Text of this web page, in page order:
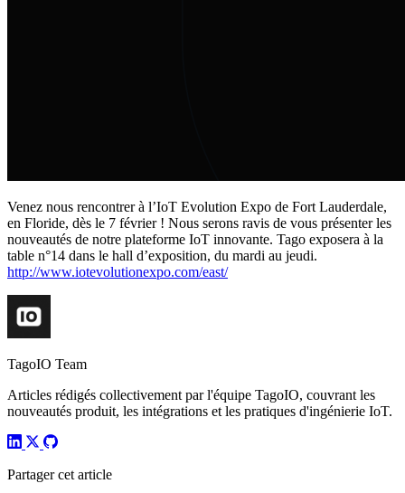
Venez nous rencontrer à l’IoT Evolution Expo de Fort Lauderdale,
en Floride, dès le 7 février ! Nous serons ravis de vous présenter les
nouveautés de notre plateforme IoT innovante. Tago exposera à la
table n°14 dans le hall d’exposition, du mardi au jeudi.
http://www.iotevolutionexpo.com/east/
TagoIO Team
Articles rédigés collectivement par l'équipe TagoIO, couvrant les
nouveautés produit, les intégrations et les pratiques d'ingénierie IoT.
Partager cet article